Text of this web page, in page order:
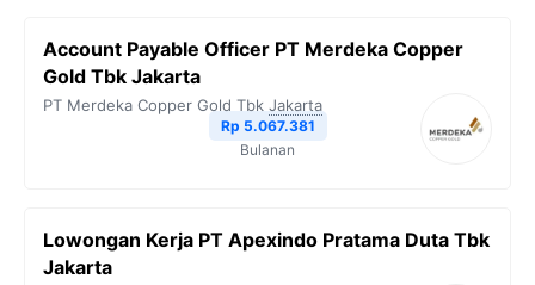
Account Payable Officer PT Merdeka Copper
Gold Tbk Jakarta
PT Merdeka Copper Gold Tbk Jakarta
Rp 5.067.381
Bulanan
Lowongan Kerja PT Apexindo Pratama Duta Tbk
Jakarta